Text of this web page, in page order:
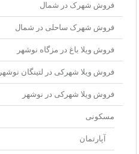
فروش شهرک در شمال
فروش شهرک ساحلی در شمال
فروش ویلا باغ در مزگاه نوشهر
فروش ویلا شهرکی در لتینگان نوشهر
فروش ویلا شهرکی در نوشهر
مسکونی
آپارتمان